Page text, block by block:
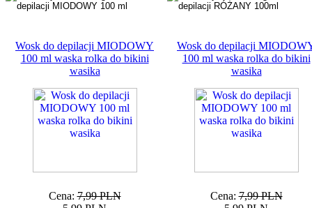
Wosk do depilacji MIODOWY
100 ml waska rolka do bikini
wasika
Cena: 7,99 PLN
Wosk do depilacji
100 ml waska rolka do bikini
wasika
Cena: 7,99 PLN